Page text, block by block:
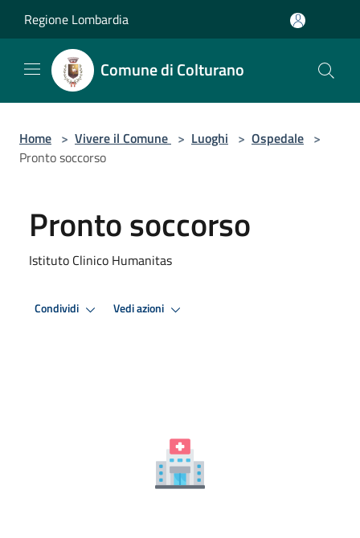
Regione Lombardia
Comune di Colturano
Home > Vivere il Comune > Luoghi > Ospedale >
Pronto soccorso
Pronto soccorso
Istituto Clinico Humanitas
Condividi Vedi azioni